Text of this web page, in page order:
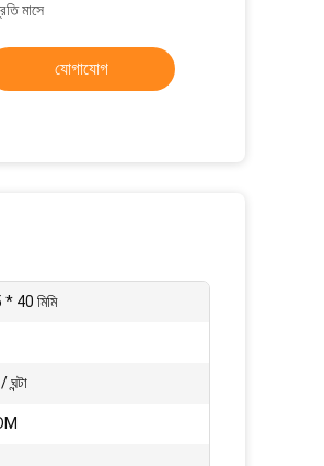
মাসে
যোগাযোগ
40 মিমি